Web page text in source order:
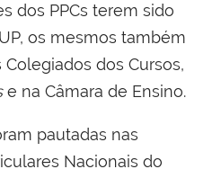
dos PPCs terem sido
os mesmos também
dos Cursos,
e na Câmara de Ensino.
pautadas nas
Nacionais do